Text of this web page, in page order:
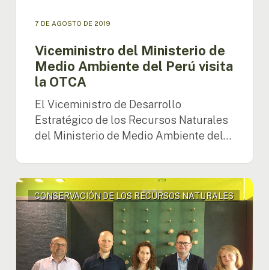
7 DE AGOSTO DE 2019
Viceministro del Ministerio de
Medio Ambiente del Perú visita
la OTCA
El Viceministro de Desarrollo
Estratégico de los Recursos Naturales
del Ministerio de Medio Ambiente del…
Alexandra
Moreira
se
reunió
con
las
Autoridades
CONSERVACIÓN DE LOS RECURSOS NATURALES